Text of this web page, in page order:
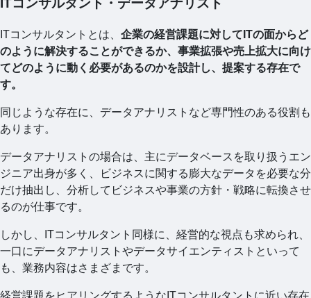
ITコンサルタント・データアナリスト
ITコンサルタントとは、 企業の経営課題に対してITの面からど
のように解決することができるか、事業拡張や売上拡大に向け
てどのように動く必要があるのかを設計し、提案する存在で
す。
同じような存在に、データアナリストなど専門性のある役割も
あります。
データアナリストの場合は、主にデータベースを取り扱うエン
ジニア出身が多く、ビジネスに関する膨大なデータを必要な分
だけ抽出し、分析してビジネスや事業の方針・戦略に転換させ
るのが仕事です。
しかし、ITコンサルタント同様に、経営的な視点も求められ、
一口にデータアナリストやデータサイエンティストといって
も、業務内容はさまざまです。
経営課題をヒアリングするようなITコンサルタントに近い存在